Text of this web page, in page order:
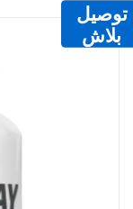
توصيل
بلاش